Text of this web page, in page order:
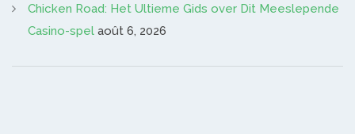
Chicken Road: Het Ultieme Gids over Dit Meeslepende
Casino-spel août 6, 2026